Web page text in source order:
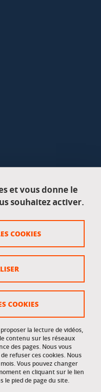
et vous donne le
souhaitez activer.
la lecture de vidéos,
contenu sur les réseaux
des pages. Nous vous
refuser ces cookies. Nous
Vous pouvez changer
en cliquant sur le lien
le pied de page du site.
COOKIES
COOKIES